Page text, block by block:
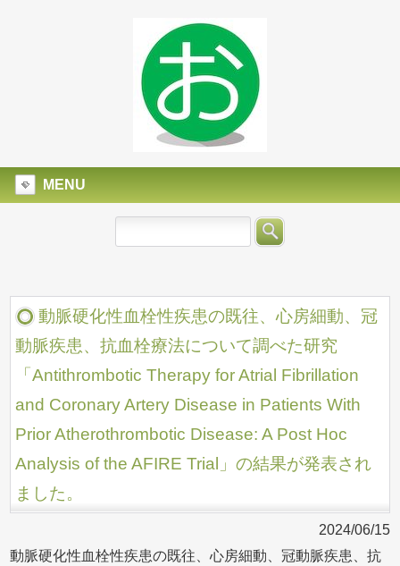
MENU
動脈硬化性血栓性疾患の既往、心房細動、冠
動脈疾患、抗血栓療法について調べた研究
「Antithrombotic Therapy for Atrial Fibrillation
and Coronary Artery Disease in Patients With
Prior Atherothrombotic Disease: A Post Hoc
Analysis of the AFIRE Trial」の結果が発表され
ました。
2024/06/15
動脈硬化性血栓性疾患の既往、心房細動、冠動脈疾患、抗